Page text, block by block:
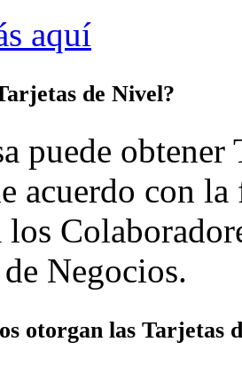
aquí
de Nivel?
puede
acuerdo con
Negocios.
otorgan las Tarjetas